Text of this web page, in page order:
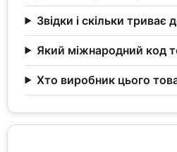
Звідки і скільки триває
Який міжнародний код
Хто виробник цього